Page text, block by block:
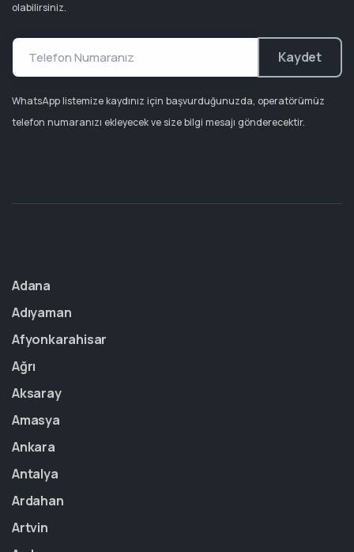
olabilirsiniz.
Kaydet
WhatsApp listemize kaydınız için başvurduğunuzda, operatörümüz
telefon numaranızı ekleyecek ve size bilgi mesajı gönderecektir.
Adana
Adıyaman
Afyonkarahisar
Ağrı
Aksaray
Amasya
Ankara
Antalya
Ardahan
Artvin